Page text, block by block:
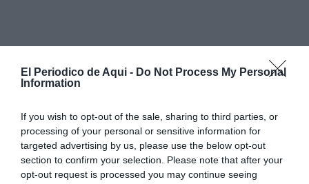
El Periodico de Aqui - Do Not Process My Personal
Information
If you wish to opt-out of the sale, sharing to third parties, or
processing of your personal or sensitive information for
targeted advertising by us, please use the below opt-out
section to confirm your selection. Please note that after your
opt-out request is processed you may continue seeing
Chavarría va ser contundent en assegurar que"este
dia és per a totel món, però es pot fer gràcies a